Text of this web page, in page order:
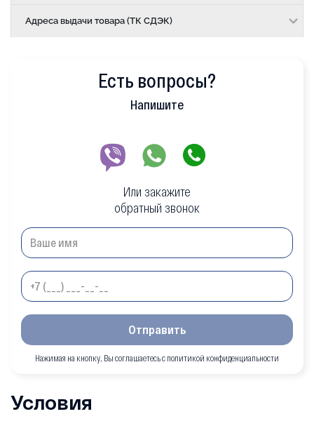
Адреса выдачи товара (ТК СДЭК)
Есть вопросы?
Напишите
Или закажите
обратный звонок
Отправить
Нажимая на кнопку, Вы соглашаетесь с политикой конфиденциальности
Условия